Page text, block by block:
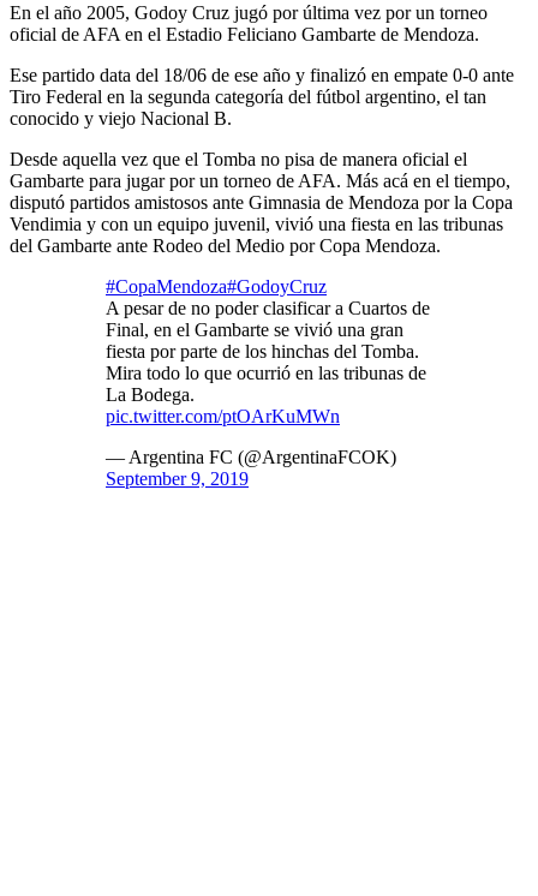
En el año 2005, Godoy Cruz jugó por última vez por un torneo
oficial de AFA en el Estadio Feliciano Gambarte de Mendoza.
Ese partido data del 18/06 de ese año y finalizó en empate 0-0 ante
Tiro Federal en la segunda categoría del fútbol argentino, el tan
conocido y viejo Nacional B.
Desde aquella vez que el Tomba no pisa de manera oficial el
Gambarte para jugar por un torneo de AFA. Más acá en el tiempo,
disputó partidos amistosos ante Gimnasia de Mendoza por la Copa
Vendimia y con un equipo juvenil, vivió una fiesta en las tribunas
del Gambarte ante Rodeo del Medio por Copa Mendoza.
#CopaMendoza#GodoyCruz
A pesar de no poder clasificar a Cuartos de
Final, en el Gambarte se vivió una gran
fiesta por parte de los hinchas del Tomba.
Mira todo lo que ocurrió en las tribunas de
La Bodega.
pic.twitter.com/ptOArKuMWn
— Argentina FC (@ArgentinaFCOK)
September 9, 2019